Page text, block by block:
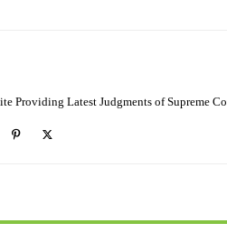
Providing Latest Judgments of Supreme